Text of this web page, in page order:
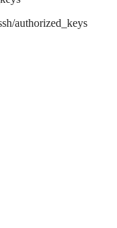
authorized_keys